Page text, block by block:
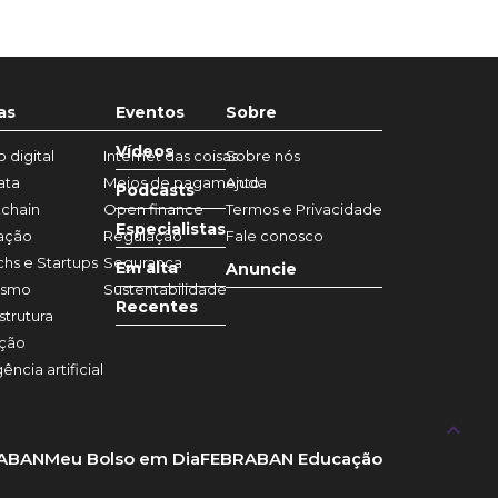
digital
e Startups
artificial
Internet das coisas
Meios de pagamento
Open finance
Regulação
Segurança
Sustentabilidade
Eventos
Vídeos
Podcasts
Especialistas
Em alta
Recentes
Sobre
Sobre nós
Ajuda
Termos e Privacidade
Fale conosco
Anuncie
Meu Bolso em DiaFEBRABAN Educação
keyboard_arrow_up